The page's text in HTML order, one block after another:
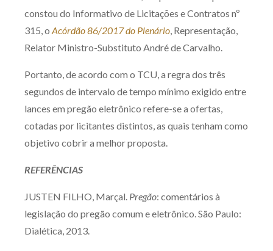
constou do Informativo de Licitações e Contratos nº
315, o Acórdão 86/2017 do Plenário, Representação,
Relator Ministro-Substituto André de Carvalho.
Portanto, de acordo com o TCU, a regra dos três
segundos de intervalo de tempo mínimo exigido entre
lances em pregão eletrônico refere-se a ofertas,
cotadas por licitantes distintos, as quais tenham como
objetivo cobrir a melhor proposta.
REFERÊNCIAS
JUSTEN FILHO, Marçal. Pregão: comentários à
legislação do pregão comum e eletrônico. São Paulo:
Dialética, 2013.